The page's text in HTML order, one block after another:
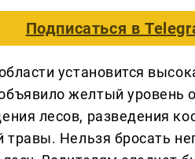
Подписаться в
установится
желтый уровень
лесов, разведения
травы. Нельзя бросать